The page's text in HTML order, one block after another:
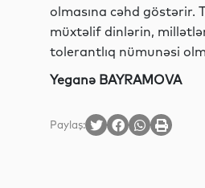
olmasına cəhd göstərir.
müxtəlif dinlərin,
tolerantlıq nümunəsi
Yeganə BAYRAMOVA
Paylaş: